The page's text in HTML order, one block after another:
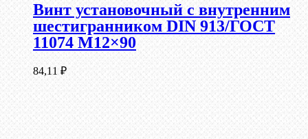
Винт установочный с внутренним
шестигранником DIN 913/ГОСТ
11074 М12×90
84,11 ₽